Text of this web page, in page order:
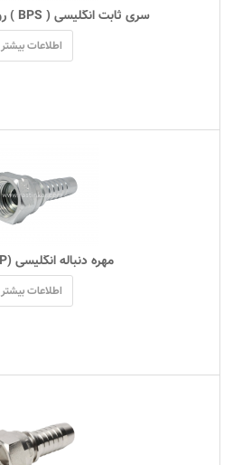
سری ثابت انگلیسی ( BPS ) رودنده با کونیک ۶۰
اطلاعات بیشتر
مهره دنباله انگلیسی (BSP) تخت
اطلاعات بیشتر